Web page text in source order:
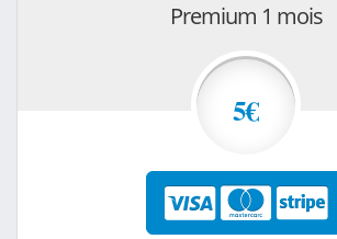
Premium 1 mois
5€